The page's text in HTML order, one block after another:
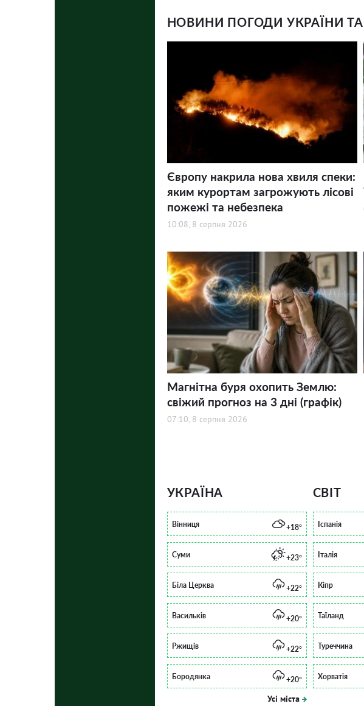
НОВИНИ ПОГОДИ УКРАЇНИ ТА
Європу накрила нова хвиля спеки:
яким курортам загрожують лісові
пожежі та небезпека
10:08, 8 серпня 2026
Магнітна буря охопить Землю:
свіжий прогноз на 3 дні (графік)
07:10, 8 серпня 2026
УКРАЇНА
Вінниця +18°
Суми +23°
Біла Церква +22°
Васильків +20°
Ржищів +22°
Бородянка +20°
Усі міста
СВІТ
Іспанія
Італія
Кіпр
Таїланд
Туреччина
Хорватія